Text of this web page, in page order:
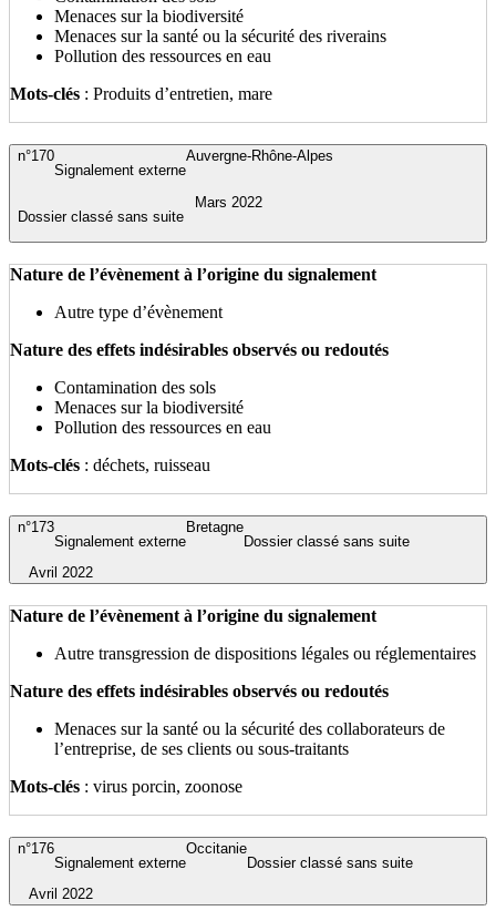
Menaces sur la biodiversité
Menaces sur la santé ou la sécurité des riverains
Pollution des ressources en eau
Mots-clés : Produits d’entretien, mare
Mars 2022
Dossier classé sans suite
Auvergne-Rhône-Alpes
Signalement externe
n°170
Nature de l’évènement à l’origine du signalement
Autre type d’évènement
Nature des effets indésirables observés ou redoutés
Contamination des sols
Menaces sur la biodiversité
Pollution des ressources en eau
Mots-clés : déchets, ruisseau
Avril 2022
Dossier classé sans suite
Bretagne
Signalement externe
n°173
Nature de l’évènement à l’origine du signalement
Autre transgression de dispositions légales ou réglementaires
Nature des effets indésirables observés ou redoutés
Menaces sur la santé ou la sécurité des collaborateurs de
l’entreprise, de ses clients ou sous-traitants
Mots-clés : virus porcin, zoonose
Avril 2022
Dossier classé sans suite
Occitanie
Signalement externe
n°176